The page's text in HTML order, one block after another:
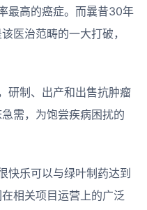
最高的癌症。而曩昔30年
医治范畴的一大打破，
研制、出产和出售抗肿瘤
需，为饱尝疾病困扰的
乐可以与绿叶制药达到
相关项目运营上的广泛